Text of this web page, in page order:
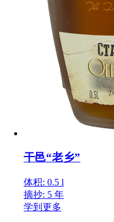
干邑“老乡”
体积: 0.5 l
摘抄: 5 年
学到更多